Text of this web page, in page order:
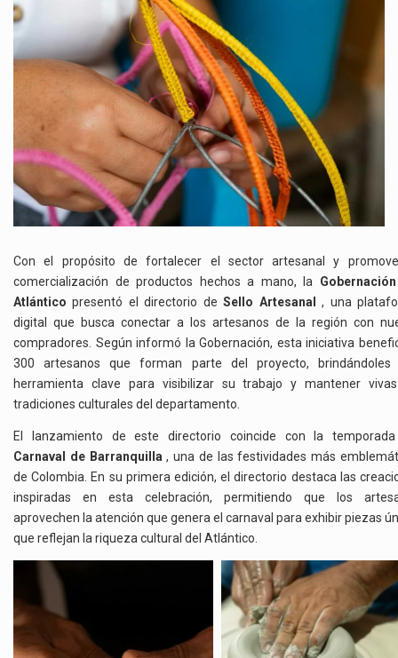
DEL
ATLÁNTICO
LANZA
DIRECTORIO
DIGITAL
PARA
IMPULSAR
ARTESANÍAS
LOCALES
Con el propósito de fortalecer el sector artesanal y
comercialización de productos hechos a mano, la
Atlántico presentó el directorio deSello Artesanal
, una
digital que busca conectar a los artesanos de la región con
compradores. Según informó la Gobernación, esta iniciativa
300 artesanos que forman parte del proyecto, brindándoles
herramienta clave para visibilizar su trabajo y mantener
tradiciones culturales del departamento.
El lanzamiento de este directorio coincide con la
Carnaval de Barranquilla , una de las festividades más
de Colombia. En su primera edición, el directorio destaca las
inspiradas en esta celebración, permitiendo que los
aprovechen la atención que genera el carnaval para exhibir piezas
que reflejan la riqueza cultural del Atlántico.